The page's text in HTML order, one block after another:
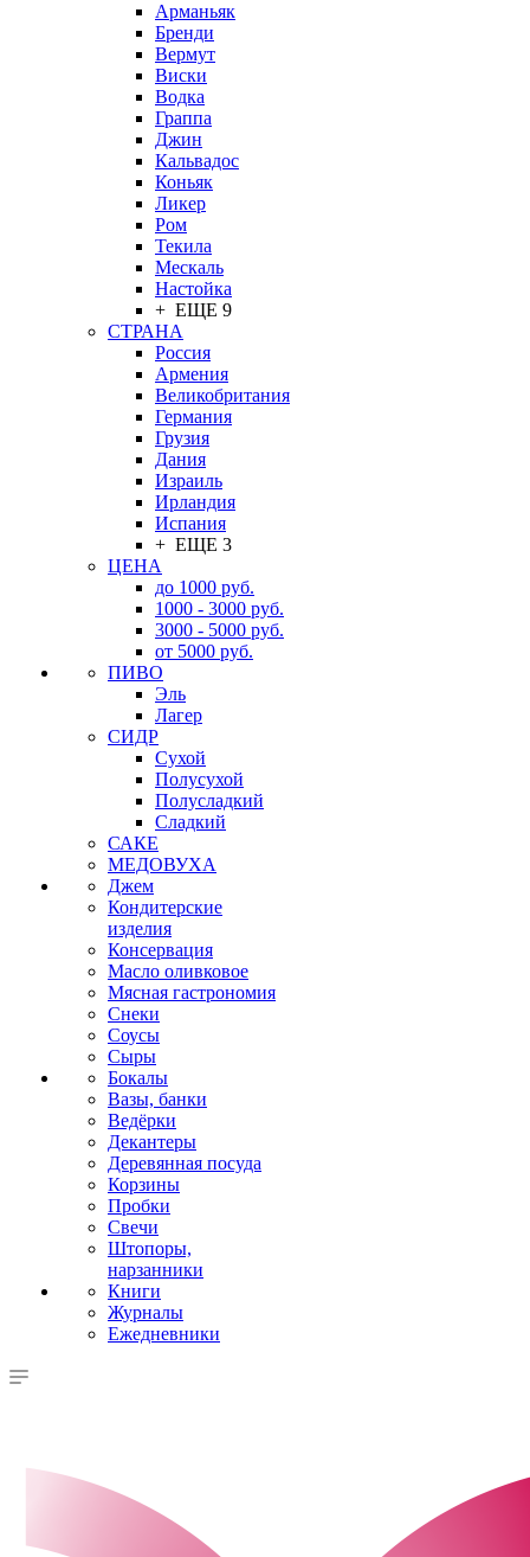
Арманьяк
Бренди
Вермут
Виски
Водка
Граппа
Джин
Кальвадос
Коньяк
Ликер
Ром
Текила
Мескаль
Настойка
+ ЕЩЕ 9
СТРАНА
Россия
Армения
Великобритания
Германия
Грузия
Дания
Израиль
Ирландия
Испания
+ ЕЩЕ 3
ЦЕНА
до 1000 руб.
1000 - 3000 руб.
3000 - 5000 руб.
от 5000 руб.
ПИВО
Эль
Лагер
СИДР
Сухой
Полусухой
Полусладкий
Сладкий
САКЕ
МЕДОВУХА
Джем
Кондитерские
изделия
Консервация
Масло оливковое
Мясная гастрономия
Снеки
Соусы
Сыры
Бокалы
Вазы, банки
Ведёрки
Декантеры
Деревянная посуда
Корзины
Пробки
Свечи
Штопоры,
нарзанники
Книги
Журналы
Ежедневники